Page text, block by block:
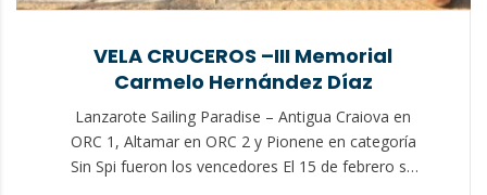
VELA CRUCEROS –III Memorial
Carmelo Hernández Díaz
Lanzarote Sailing Paradise – Antigua Craiova en
ORC 1, Altamar en ORC 2 y Pionene en categoría
Sin Spi fueron los vencedores El 15 de febrero se